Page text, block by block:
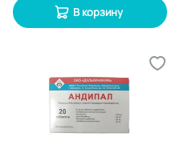
В корзину